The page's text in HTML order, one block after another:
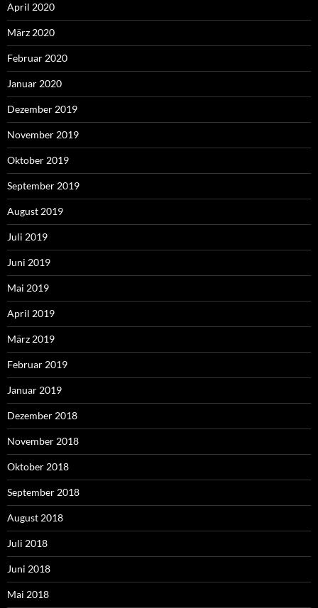
April 2020
März 2020
Februar 2020
Januar 2020
Dezember 2019
November 2019
Oktober 2019
September 2019
August 2019
Juli 2019
Juni 2019
Mai 2019
April 2019
März 2019
Februar 2019
Januar 2019
Dezember 2018
November 2018
Oktober 2018
September 2018
August 2018
Juli 2018
Juni 2018
Mai 2018